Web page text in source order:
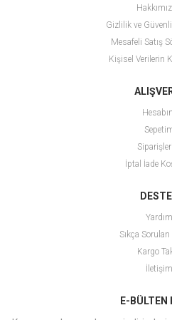
Gizlilik ve
Mesafeli Satış
Kişisel Verilerin
İptal İade
Yardım
Sıkça
Kargo
İletişim
E-BÜLTEN